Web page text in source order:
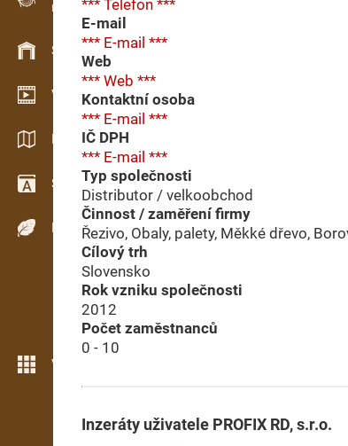
Evidence dřeva v terénu
Skladové hospodářství
Video showroom
Katalogy / Brožury
Slovník
Dřeviny
Více možností
*** Telefon ***
E-mail
*** E-mail ***
Web
*** Web ***
Kontaktní osoba
*** E-mail ***
IČ DPH
*** E-mail ***
Typ společnosti
Distributor / velkoobchod
Činnost / zaměření firmy
Řezivo, Obaly, palety, Měkké dřevo,
Cílový trh
Slovensko
Rok vzniku společnosti
2012
Počet zaměstnanců
0 - 10
Inzeráty uživatele PROFIX RD, s.r.o.